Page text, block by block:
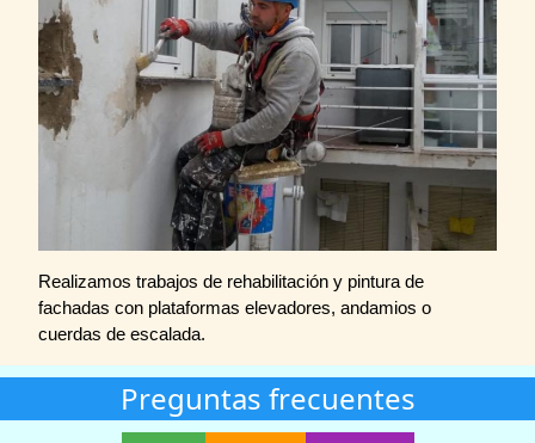
Realizamos trabajos de rehabilitación y pintura de
fachadas con plataformas elevadores, andamios o
cuerdas de escalada.
Preguntas frecuentes